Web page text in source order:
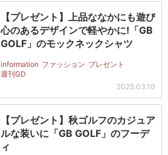
【プレゼント】上品ななかにも遊び
心のあるデザインで軽やかに!「GB
GOLF」のモックネックシャツ
information ファッション プレゼント
週刊GD
2025.03.10
【プレゼント】秋ゴルフのカジュア
ルな装いに「GB GOLF」のフーデ
ィ